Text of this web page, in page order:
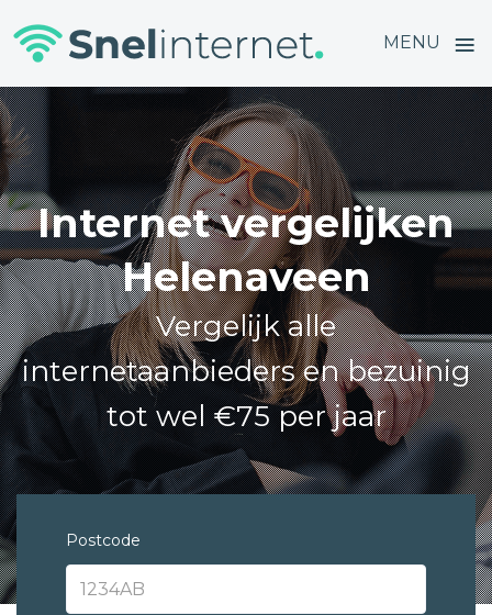
MENU ≡
Skip
to
content
Internet vergelijken
Helenaveen
Vergelijk alle
internetaanbieders en bezuinig
tot wel €75 per jaar
Postcode